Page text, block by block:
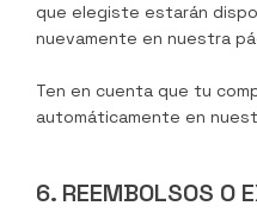
que elegiste estarán
nuevamente en nuestra
Ten en cuenta que tu
automáticamente en
6. REEMBOLSOS O